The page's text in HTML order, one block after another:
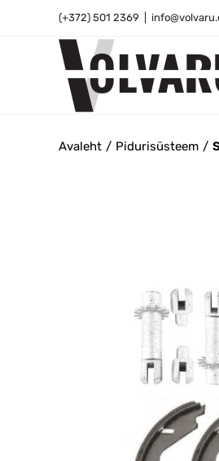
(+372) 501 2369
Avaleht Pidurisüsteem